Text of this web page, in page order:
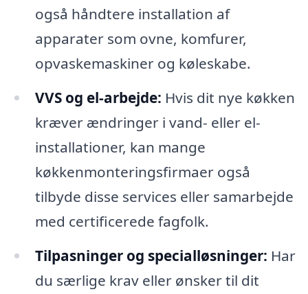
også håndtere installation af
apparater som ovne, komfurer,
opvaskemaskiner og køleskabe.
VVS og el-arbejde: Hvis dit nye køkken
kræver ændringer i vand- eller el-
installationer, kan mange
køkkenmonteringsfirmaer også
tilbyde disse services eller samarbejde
med certificerede fagfolk.
Tilpasninger og specialløsninger: Har
du særlige krav eller ønsker til dit